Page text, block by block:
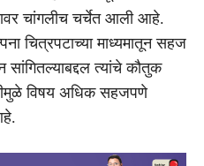
चांगलीच चर्चेत आली आहे.
चित्रपटाच्या माध्यमातून सहज
त्यांचे कौतुक
विषय अधिक सहजपणे